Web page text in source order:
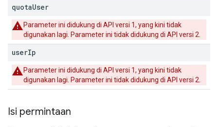
quotaUser
Parameter ini didukung di API versi 1, yang kini tidak
digunakan lagi. Parameter ini tidak didukung di API versi 2.
userIp
Parameter ini didukung di API versi 1, yang kini tidak
digunakan lagi. Parameter ini tidak didukung di API versi 2.
Isi permintaan